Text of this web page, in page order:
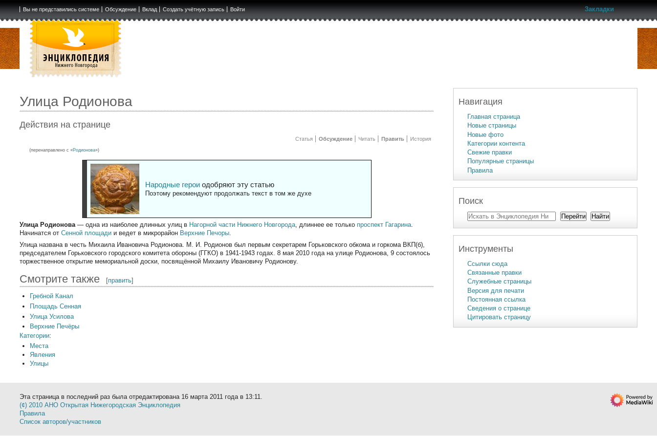
Вы не представились системе Обсуждение Вклад Создать учётную запись Войти Закладки
Улица Родионова
Действия на странице
Статья Обсуждение Читать Править История
(перенаправлено с «Родионова»)
Народные героиодобряют эту статью
Поэтому рекомендуют продолжать текст в том же духе
Улица Родионова— одна из наиболее длинных улиц в Нагорной части Нижнего Новгорода, длиннее ее только проспект Гагарина.
Начинатся отСенной площади и ведет в микрорайон Верхние Печоры.
Улица названа в честь Михаила Ивановича Родионова. М. И. Родионов был первым секретарем Горьковского обкома и горкома ВКП(б),
председателем Горьковского городского комитета обороны (ГГКО) в 1941-1943 годах. 8 мая 2010 года на улице Родионова, 9 состоялось
торжественное открытие мемориальной доски, посвящённой Михаилу Ивановичу Родионову.
Смотрите также [править]
Гребной Канал
Площадь Сенная
Улица Усилова
Верхние Печёры
Категории:
Места
Явления
Улицы
Навигация
Главная страница
Новые страницы
Новые фото
Категории контента
Свежие правки
Популярные страницы
Правила
Поиск
Инструменты
Ссылки сюда
Связанные правки
Служебные страницы
Версия для печати
Постоянная ссылка
Сведения о странице
Цитировать страницу
Эта страница в последний раз была отредактирована 16 марта 2011 года в 13:11.
(¢) 2010 АНО Открытая Нижегородская Энциклопедия
Правила
Список авторов/участников